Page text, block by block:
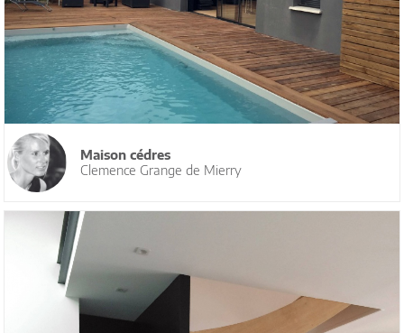
Maison cédres
Clemence Grange de Mierry